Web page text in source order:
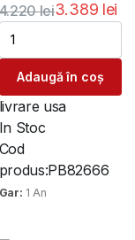
lei
Prețul
fost:
4.220 lei.
3.389 lei
Prețul
este:
3.389 lei.
Adaugă în coș
livrare usa
In Stoc
Cod
produs:PB82666
Gar: 1 An